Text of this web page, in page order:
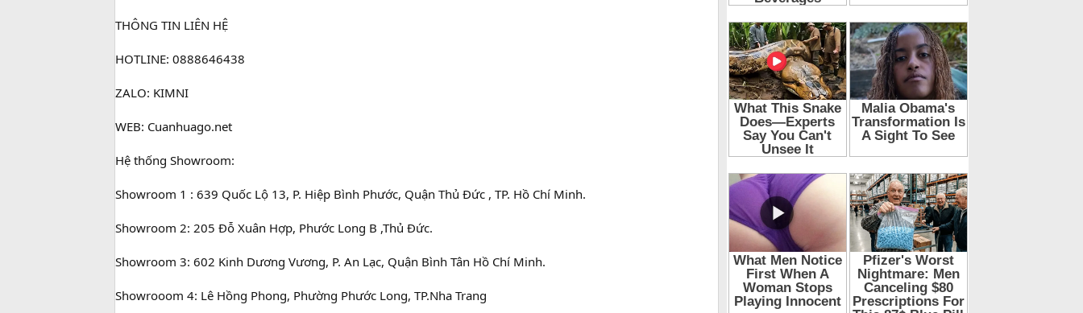
THÔNG TIN LIÊN HỆ
HOTLINE: 0888646438
ZALO: KIMNI
WEB: Cuanhuago.net
Hệ thống Showroom:
Showroom 1 : 639 Quốc Lộ 13, P. Hiệp Bình Phước, Quận Thủ Đức , TP. Hồ Chí Minh.
Showroom 2: 205 Đỗ Xuân Hợp, Phước Long B ,Thủ Đức.
Showroom 3: 602 Kinh Dương Vương, P. An Lạc, Quận Bình Tân Hồ Chí Minh.
Showrooom 4: Lê Hồng Phong, Phường Phước Long, TP.Nha Trang